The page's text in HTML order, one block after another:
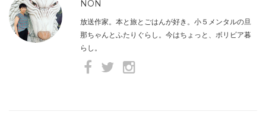
NON
放送作家。本と旅とごはんが好き。小５メンタルの旦
那ちゃんとふたりぐらし。今はちょっと、ボリビア暮
らし。